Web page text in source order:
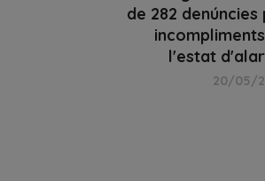
de 282 denúncies
l'estat
20/05/